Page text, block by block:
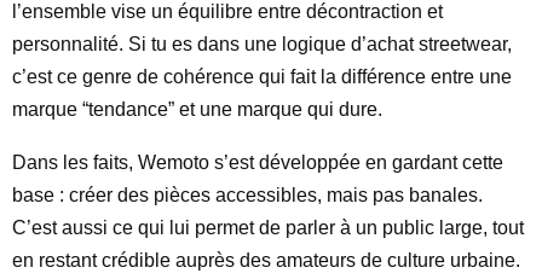
l’ensemble vise un équilibre entre décontraction et
personnalité. Si tu es dans une logique d’achat streetwear,
c’est ce genre de cohérence qui fait la différence entre une
marque “tendance” et une marque qui dure.
Dans les faits, Wemoto s’est développée en gardant cette
base : créer des pièces accessibles, mais pas banales.
C’est aussi ce qui lui permet de parler à un public large, tout
en restant crédible auprès des amateurs de culture urbaine.